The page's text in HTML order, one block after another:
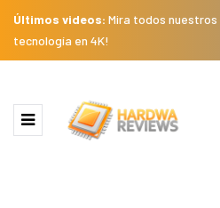
Últimos videos: Mira todos nuestros
tecnología en 4K!